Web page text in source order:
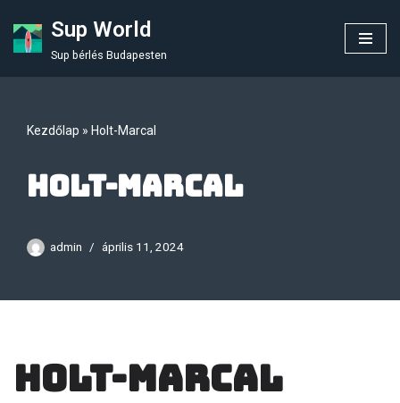
Skip
Sup World
Sup bérlés Budapesten
Kezdőlap » Holt-Marcal
Holt-Marcal
admin április 11, 2024
Holt-Marcal